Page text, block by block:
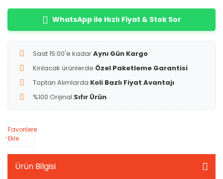
WhatsApp ile Hızlı Fiyat & Stok Sor
Saat 15:00'e kadarAynı Gün Kargo
Kırılacak ürünlerde Özel Paketleme Garantisi
Toptan Alımlarda Koli Bazlı Fiyat Avantajı
%100 Orijinal Sıfır Ürün
Favorilere
Ekle
Ürün Bilgisi